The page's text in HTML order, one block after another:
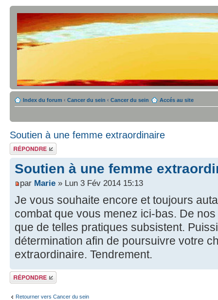
Index du forum ‹ Cancer du sein ‹ Cancer du sein Accés au site
Soutien à une femme extraordinaire
Répondre
Soutien à une femme
par Marie » Lun 3 Fév 2014 15:13
Je vous souhaite encore et toujours
combat que vous menez ici-bas. De
que de telles pratiques subsistent.
détermination afin de poursuivre votre
extraordinaire. Tendrement.
Répondre
Retourner vers Cancer du sein